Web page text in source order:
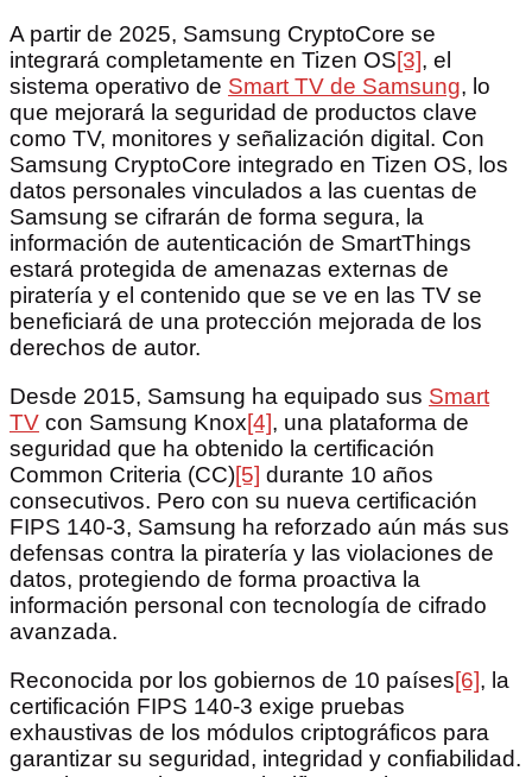
A partir de 2025, Samsung CryptoCore se
integrará completamente en Tizen OS[3], el
sistema operativo de Smart TV de Samsung, lo
que mejorará la seguridad de productos clave
como TV, monitores y señalización digital. Con
Samsung CryptoCore integrado en Tizen OS, los
datos personales vinculados a las cuentas de
Samsung se cifrarán de forma segura, la
información de autenticación de SmartThings
estará protegida de amenazas externas de
piratería y el contenido que se ve en las TV se
beneficiará de una protección mejorada de los
derechos de autor.
Desde 2015, Samsung ha equipado sus Smart
TV con Samsung Knox[4], una plataforma de
seguridad que ha obtenido la certificación
Common Criteria (CC)[5] durante 10 años
consecutivos. Pero con su nueva certificación
FIPS 140-3, Samsung ha reforzado aún más sus
defensas contra la piratería y las violaciones de
datos, protegiendo de forma proactiva la
información personal con tecnología de cifrado
avanzada.
Reconocida por los gobiernos de 10 países[6], la
certificación FIPS 140-3 exige pruebas
exhaustivas de los módulos criptográficos para
garantizar su seguridad, integridad y confiabilidad.